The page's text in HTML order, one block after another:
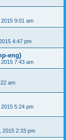
9:01 am
4:47 pm
eng)
7:43 am
am
5:24 pm
2015 2:33 pm